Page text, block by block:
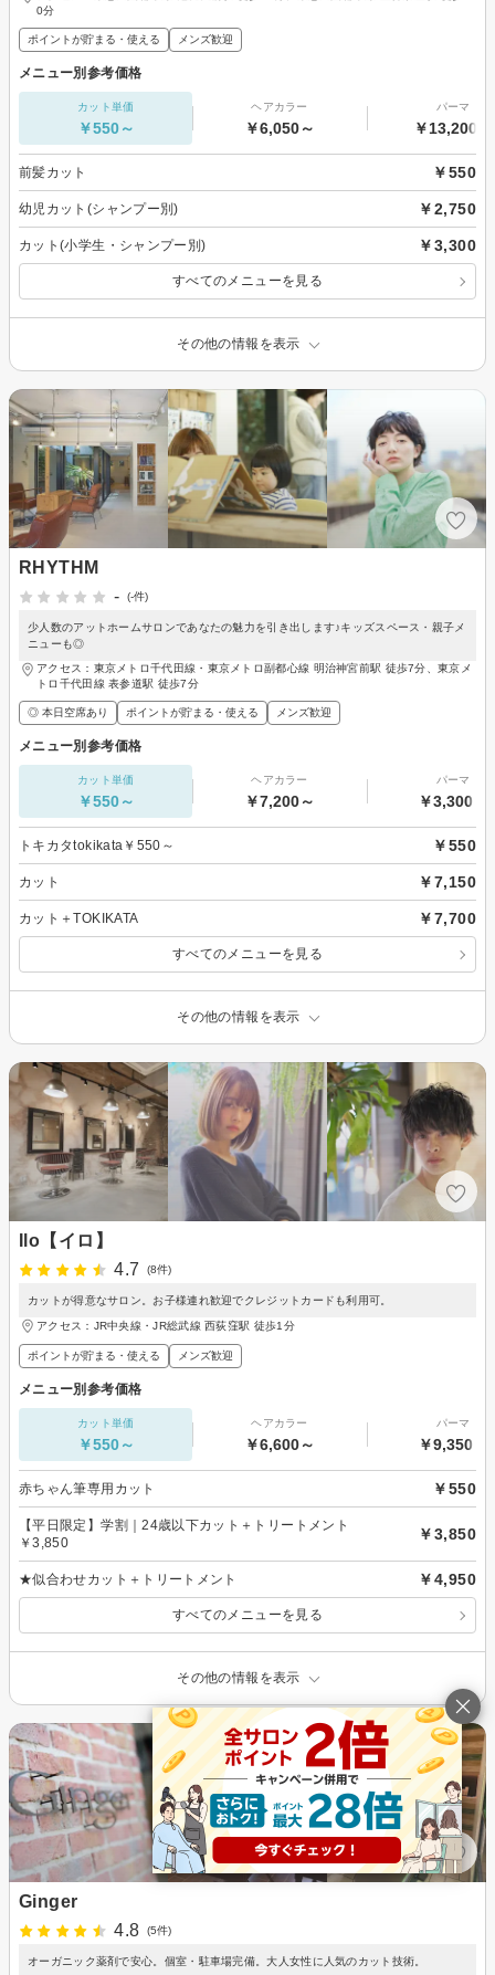
0分
ポイントが貯まる・使える メンズ歓迎
メニュー別参考価格
カット単価
￥550～
ヘアカラー
￥6,050～
パーマ
￥13,200～
前髪カット ￥550
幼児カット(シャンプー別) ￥2,750
カット(小学生・シャンプー別) ￥3,300
すべてのメニューを見る
その他の情報を表示
RHYTHM
-
(-件)
少人数のアットホームサロンであなたの魅力を引き出します♪キッズスペース・親子メ
ニューも◎
アクセス：東京メトロ千代田線・東京メトロ副都心線 明治神宮前駅 徒歩7分、東京メ
トロ千代田線 表参道駅 徒歩7分
◎ 本日空席あり ポイントが貯まる・使える メンズ歓迎
メニュー別参考価格
カット単価
￥550～
ヘアカラー
￥7,200～
パーマ
￥3,300～
トキカタtokikata￥550～ ￥550
カット ￥7,150
カット＋TOKIKATA ￥7,700
すべてのメニューを見る
その他の情報を表示
Ilo【イロ】
4.7
(8件)
カットが得意なサロン。お子様連れ歓迎でクレジットカードも利用可。
アクセス：JR中央線・JR総武線 西荻窪駅 徒歩1分
ポイントが貯まる・使える メンズ歓迎
メニュー別参考価格
カット単価
￥550～
ヘアカラー
￥6,600～
パーマ
￥9,350～
赤ちゃん筆専用カット ￥550
【平日限定】学割｜24歳以下カット＋トリートメント
￥3,850
￥3,850
★似合わせカット＋トリートメント ￥4,950
すべてのメニューを見る
その他の情報を表示
Ginger
4.8
(5件)
オーガニック薬剤で安心。個室・駐車場完備。大人女性に人気のカット技術。